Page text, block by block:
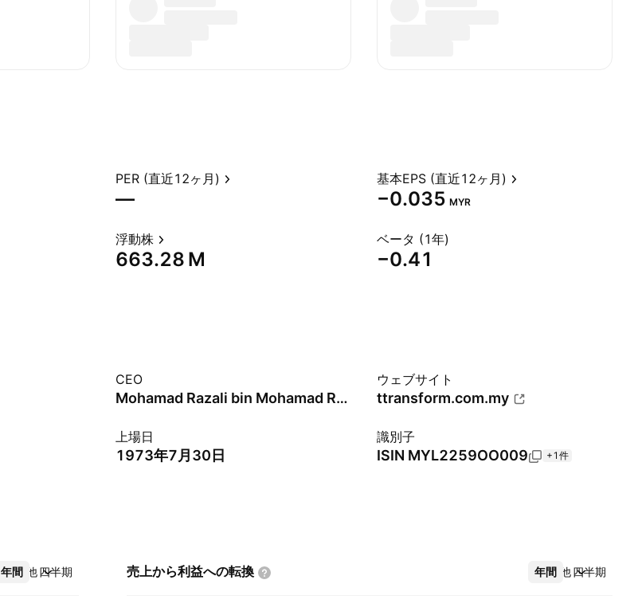
PER (直近12ヶ月)
—
基本EPS (直近12ヶ月)
−0.035 MYR
浮動株
‪663.28 M‬
ベータ (1年)
−0.41
CEO
Mohamad Razali bin Mohamad Rahim
ウェブサイト
ttransform.com.my
上場日
1973年7月30日
識別子
ISIN MYL2259OO009 +1件
年間 四半期
その他 売上から利益への転換 年間 四半期
その他